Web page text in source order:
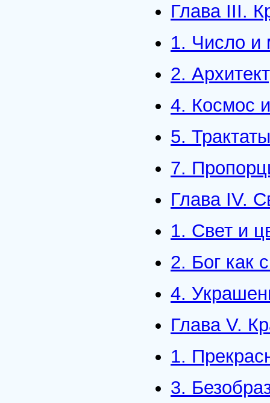
Глава III.
1. Число и
2.
4. Космос
5.
7.
Глава IV.
1. Свет и
2. Бог как
4.
Глава V.
1.
3.